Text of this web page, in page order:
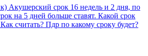
Акушерский срок 16 недель и 2 дня, по
на 5 дней больше ставят. Какой срок
считать? Пдр по какому сроку будет?